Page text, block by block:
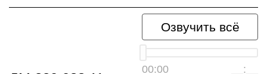
Озвучить всё
00:00 __:__